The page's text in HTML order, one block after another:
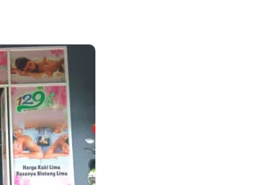
Pengerukan Tanjung Perak
Disorot, GPRB Ajukan Amicus
Curiae ke PN Tipikor
Surabaya